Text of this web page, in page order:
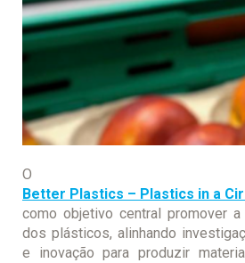
O
Better Plastics – Plastics in a
como objetivo central promover
dos plásticos, alinhando
e inovação para produzir